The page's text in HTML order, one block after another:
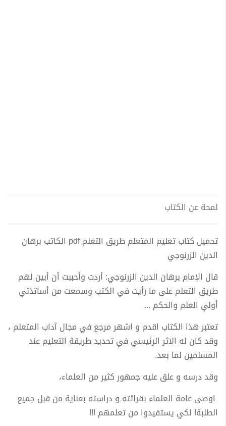
لمحة عن الكتاب
تحميل كتاب تعليم المتعلم طريق التعلم pdf الكاتب برهان
الدين الزرنوجي
قال الإمام برهان الدين الزرنوجي: أردت وأحببت أن أبين لهم
طريق التعلم على ما رأيت في الكتب وسمعت من أساتذتي
أولي العلم والحكم ...
تعتبر هذا الكتاب اقدم و اشهر مرجع في مجال آداب المتعلم ،
وقد كان له الاثر الرئيسي في تحديد طريقة التعليم عند
المسلمين لما بعد.
وقد درسه و علق عليه جمهور كثير من العلماء،
اوصی عامة العلماء بقرائته و دراسته بعناية من قبل جميع
الطلبة! لكي يستفيدوا من تعلمهم !!!